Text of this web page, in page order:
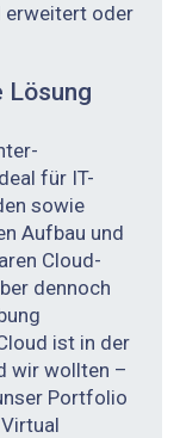
erweitert oder
Lösung
für IT-
sowie
Aufbau und
Cloud-
dennoch
ist in der
wir wollten –
Portfolio